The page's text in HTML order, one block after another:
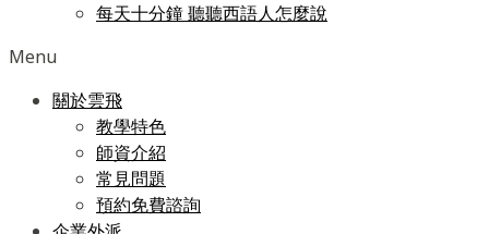
每天十分鐘 聽聽西語人怎麼說
Menu
關於雲飛
教學特色
師資介紹
常見問題
預約免費諮詢